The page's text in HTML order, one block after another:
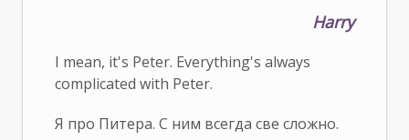
Harry
I mean, it's Peter. Everything's always
complicated with Peter.
Я про Питера. С ним всегда све сложно.